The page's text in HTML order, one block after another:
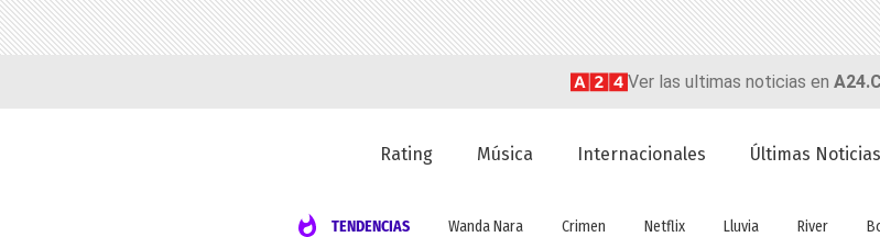
Ver las ultimas noticias en
Rating Música Internacionales Últimas Noticias
TENDENCIAS Wanda Nara Crimen Netflix Lluvia River